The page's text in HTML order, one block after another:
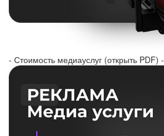
- Стоимость медиауслуг (открыть PDF) -